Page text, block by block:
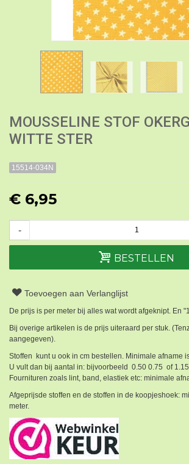
MOUSSELINE STOF
WITTE STER
15514-034N
€ 6,95
-
BESTELLEN
Toevoegen aan Verlanglijst
De prijs is per meter bij alles wat wordt afgeknipt. En
Bij overige artikelen is de prijs uiteraard per stuk.
aangegeven).
Stoffen kunt u ook in cm bestellen. Minimale afname
U vult dan bij aantal in: bijvoorbeeld 0.50 0.75 of 1.15
Fournituren zoals lint, band, elastiek etc: minimale
Afgeprijsde stoffen en de stoffen in de koopjeshoek:
meter.